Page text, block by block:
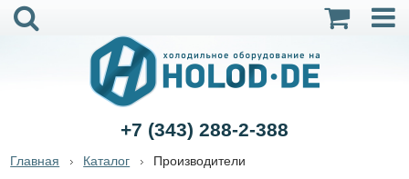
+7 (343) 288-2-388
Главная Каталог Производители